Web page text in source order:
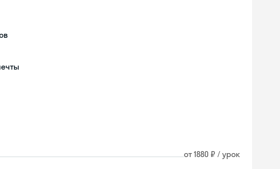
от 1880 ₽ / урок